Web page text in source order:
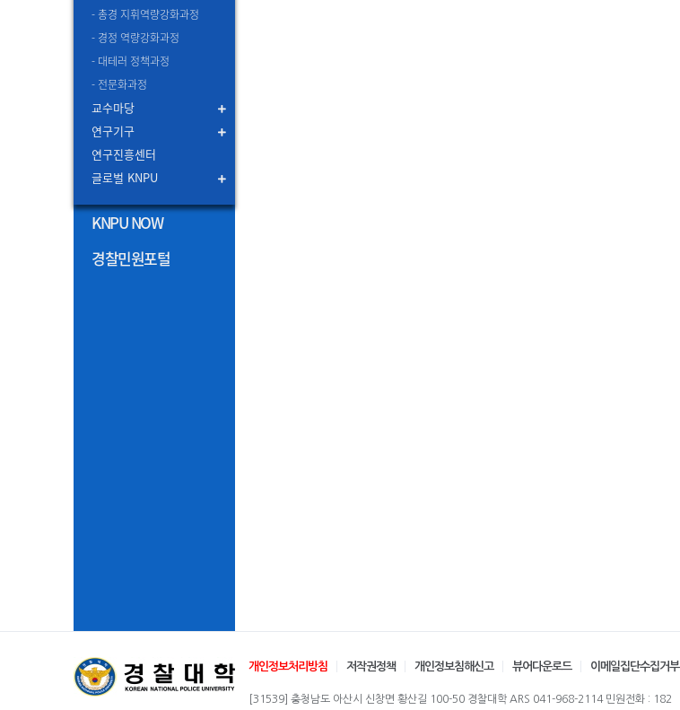
- 총경 지휘역량강화과정
- 경정 역량강화과정
- 대테러 정책과정
- 전문화과정
교수마당
연구기구
연구진흥센터
글로벌 KNPU
KNPU NOW
경찰민원포털
개인정보처리방침 저작권정책 개인정보침해신고 뷰어다운로드 이메일집단수집거부
[31539] 충청남도 아산시 신창면 황산길 100-50 경찰대학 ARS 041-968-2114 민원전화 : 182